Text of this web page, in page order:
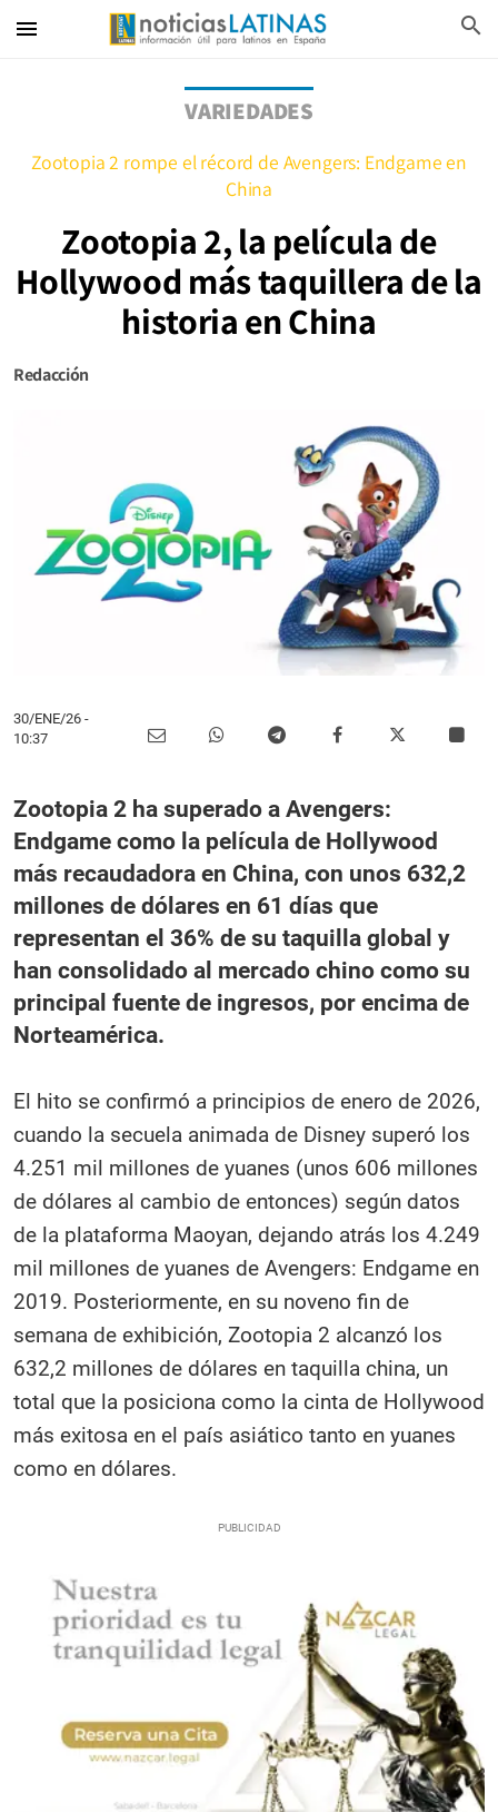
menu search
VARIEDADES
Zootopia 2 rompe el récord de Avengers: Endgame en
China
Zootopia 2, la película de
Hollywood más taquillera de la
historia en China
Redacción
30/ENE/26 -
10:37
Zootopia 2 ha superado a Avengers:
Endgame como la película de Hollywood
más recaudadora en China, con unos 632,2
millones de dólares en 61 días que
representan el 36% de su taquilla global y
han consolidado al mercado chino como su
principal fuente de ingresos, por encima de
Norteamérica.
El hito se confirmó a principios de enero de 2026,
cuando la secuela animada de Disney superó los
4.251 mil millones de yuanes (unos 606 millones
de dólares al cambio de entonces) según datos
de la plataforma Maoyan, dejando atrás los 4.249
mil millones de yuanes de Avengers: Endgame en
2019. Posteriormente, en su noveno fin de
semana de exhibición, Zootopia 2 alcanzó los
632,2 millones de dólares en taquilla china, un
total que la posiciona como la cinta de Hollywood
más exitosa en el país asiático tanto en yuanes
como en dólares.